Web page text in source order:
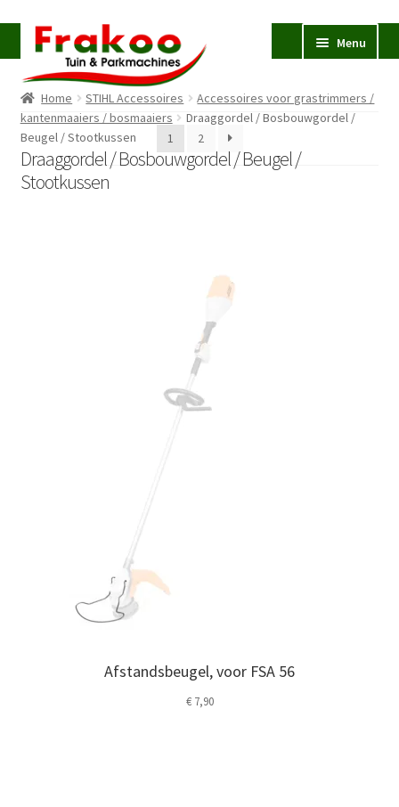
Ga
door
naar
navigatie
Ga
naar
de
inhoud
Menu
Homepage
Verkoop en Reparatie
Occasions
Home STIHL Accessoires
Accessoires voor grastrimmers /
kantenmaaiers / bosmaaiers
Draaggordel / Bosbouwgordel /
Beugel / Stootkussen
Draaggordel / Bosbouwgordel / Beugel /
Stootkussen
1 2
Afstandsbeugel, voor FSA 56
€7,90